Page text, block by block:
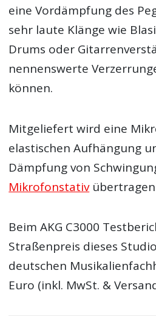
eine Vordämpfung des
sehr laute Klänge wie
Drums oder
nennenswerte
können.
Mitgeliefert wird eine
elastischen Aufhängung
Dämpfung von
Mikrofonstativ
Beim AKG C3000
Straßenpreis dieses
deutschen
Euro (inkl. MwSt. &